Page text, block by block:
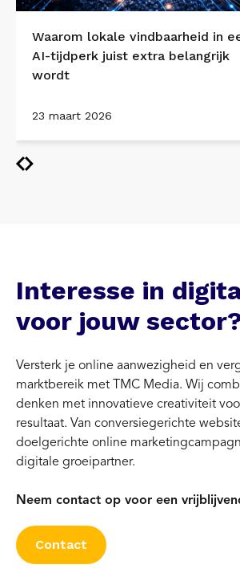
Waarom lokale vindbaarheid in
AI-tijdperk juist extra belangrijk
wordt
23 maart 2026
Interesse in
voor jouw
Versterk je online aanwezigheid en
marktbereik met TMC Media. Wij
denken met innovatieve creativiteit
resultaat. Van conversiegerichte
doelgerichte online
digitale groeipartner.
Neem contact op voor een
Contact